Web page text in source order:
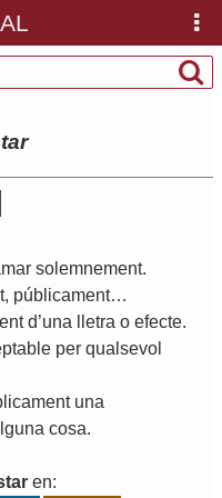
solemnement.
, públicament…
d’una lletra o efecte.
per qualsevol
una
cosa.
en: